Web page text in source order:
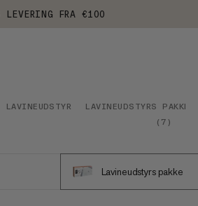
LEVERING FRA €100
LAVINEUDSTYR
LAVINEUDSTYRS PAKKE
( 7 )
Lavineudstyrs pakke